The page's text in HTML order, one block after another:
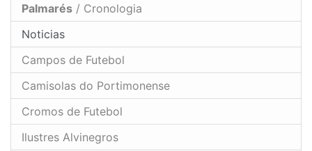
Palmarés / Cronologia
Noticias
Campos de Futebol
Camisolas do Portimonense
Cromos de Futebol
Ilustres Alvinegros